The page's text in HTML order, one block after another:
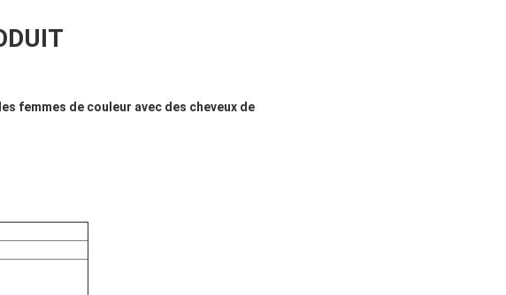
femmes de couleur avec des cheveux de